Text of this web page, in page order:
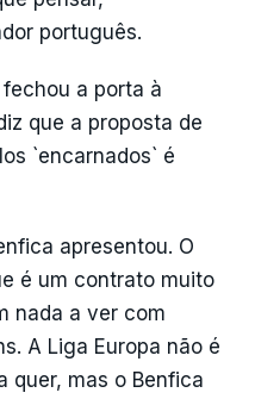
português.
a porta à
que a proposta de
`encarnados` é
apresentou. O
é um contrato muito
nada a ver com
A Liga Europa não é
quer, mas o Benfica